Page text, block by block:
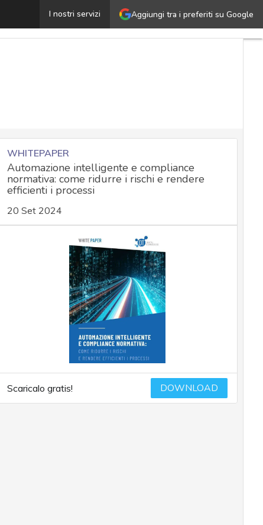
Aggiungi tra i preferiti su Google
I nostri servizi
AI Revolution: 3 pilastri per una governance bilanciata
WHITEPAPER
Automazione intelligente e compliance
normativa: come ridurre i rischi e rendere
efficienti i processi
20 Set 2024
Scaricalo gratis! DOWNLOAD